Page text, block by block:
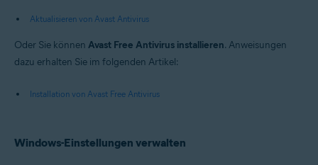
Aktualisieren von Avast Antivirus
Oder Sie können Avast Free Antivirus installieren. Anweisungen
dazu erhalten Sie im folgenden Artikel:
Installation von Avast Free Antivirus
Windows-Einstellungen verwalten